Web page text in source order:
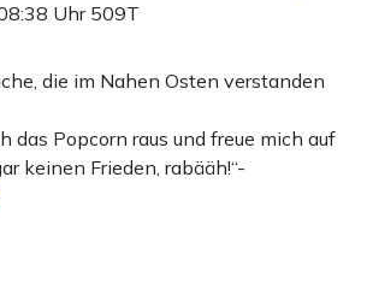
Uhr 509T
die im Nahen Osten verstanden
das Popcorn raus und freue mich auf
keinen Frieden, rabääh!“-